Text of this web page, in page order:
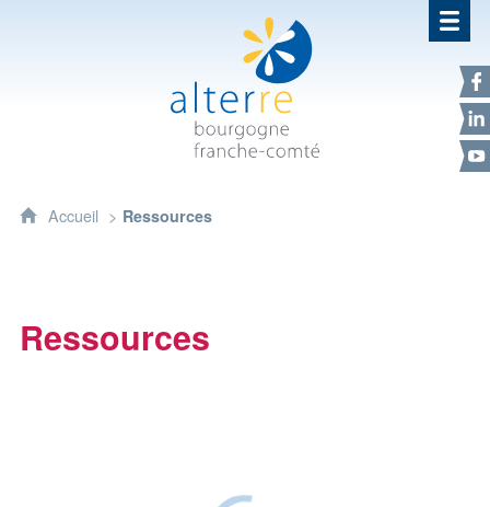
Alterre Bourgogne Franche-
Accueil Ressources
Ressources